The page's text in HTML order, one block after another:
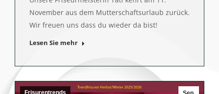
November aus dem Mutterschaftsurlaub zurück.
Wir freuen uns dass du wieder da bist!
Lesen Sie mehr
Frisurentrends